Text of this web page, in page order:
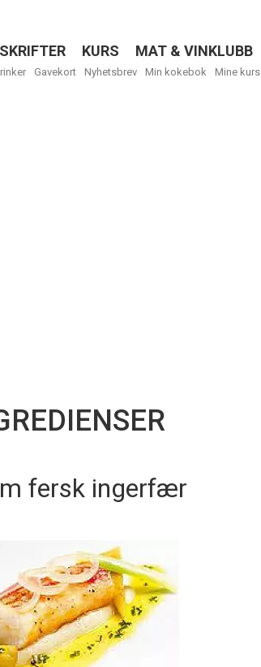
KURS MAT & VINKLUBB
Gavekort Nyhetsbrev Min kokebok Mine kurs
fersk ingerfær